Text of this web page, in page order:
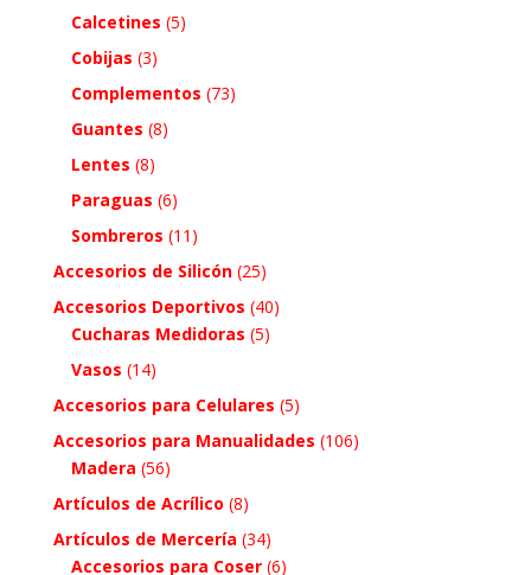
Calcetines (5)
Cobijas (3)
Complementos (73)
Guantes (8)
Lentes (8)
Paraguas (6)
Sombreros (11)
Accesorios de Silicón (25)
Accesorios Deportivos (40)
Cucharas Medidoras (5)
Vasos (14)
Accesorios para Celulares (5)
Accesorios para Manualidades (106)
Madera (56)
Artículos de Acrílico (8)
Artículos de Mercería (34)
Accesorios para Coser (6)